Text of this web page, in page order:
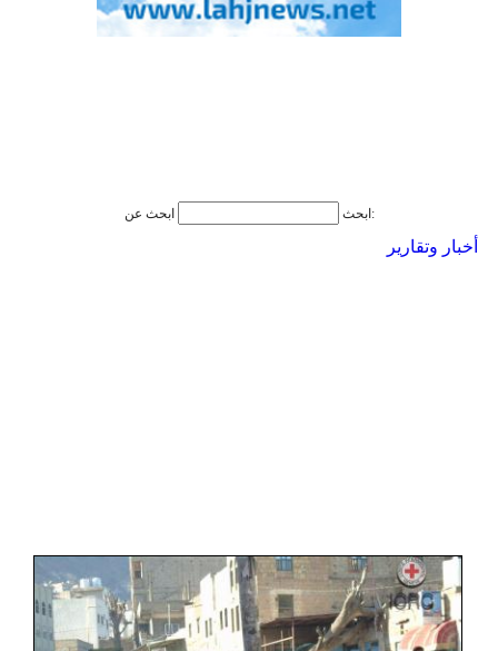
ابحث ابحث عن:
أخبار وتقارير